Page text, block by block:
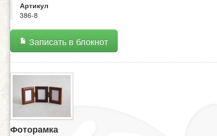
Артикул
386-8
Записать в блокнот
Фоторамка